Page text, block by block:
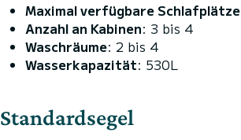
Maximal verfügbare Schlafplätze
Anzahl an Kabinen: 3 bis 4
Waschräume: 2 bis 4
Wasserkapazität: 530L
Standardsegel